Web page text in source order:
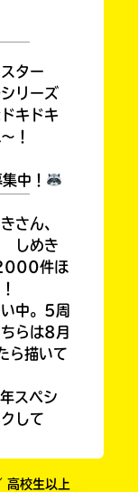
ター
リーズ
キドキ
！
中！
さん、
しめき
件ほ
中。5周
らは8月
ら描いて
スペシ
して
高校生以上